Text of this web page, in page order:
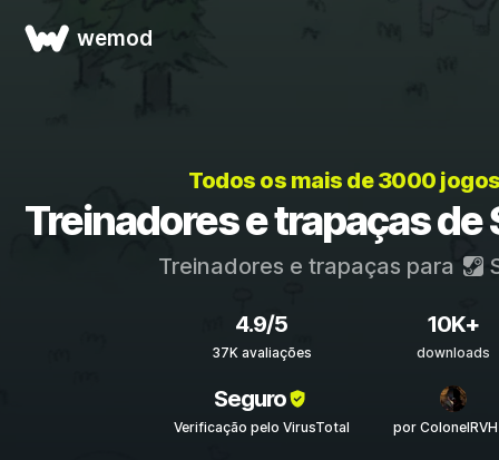
wemod
Todos os mais de 3000
Treinadores e trapaças
Treinadores e trapaças para
4.9/5
37K avaliações
10K+
downloads
Seguro
Verificação pelo VirusTotal por